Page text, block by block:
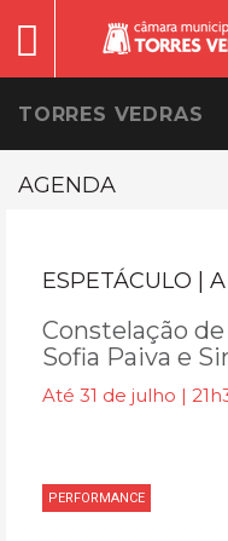
TORRES VEDRAS
AGENDA
ESPETÁCULO |
Constelação
Sofia Paiva e
Até 31 de julho |
PERFORMANCE